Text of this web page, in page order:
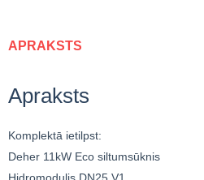
APRAKSTS
Apraksts
Komplektā ietilpst:
Deher 11kW Eco siltumsūknis